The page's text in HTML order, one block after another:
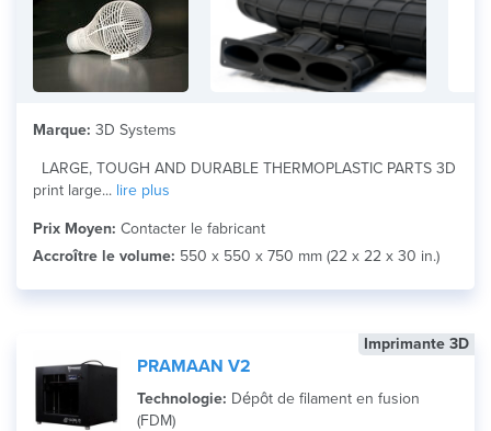
Marque: 3D Systems
print large... lire plus
Prix Moyen: Contacter le fabricant
Accroître le volume: 550 x 550 x 750 mm (22 x 22 x 30 in.)
Imprimante 3D
PRAMAAN V2
Technologie: Dépôt de filament en fusion
(FDM)